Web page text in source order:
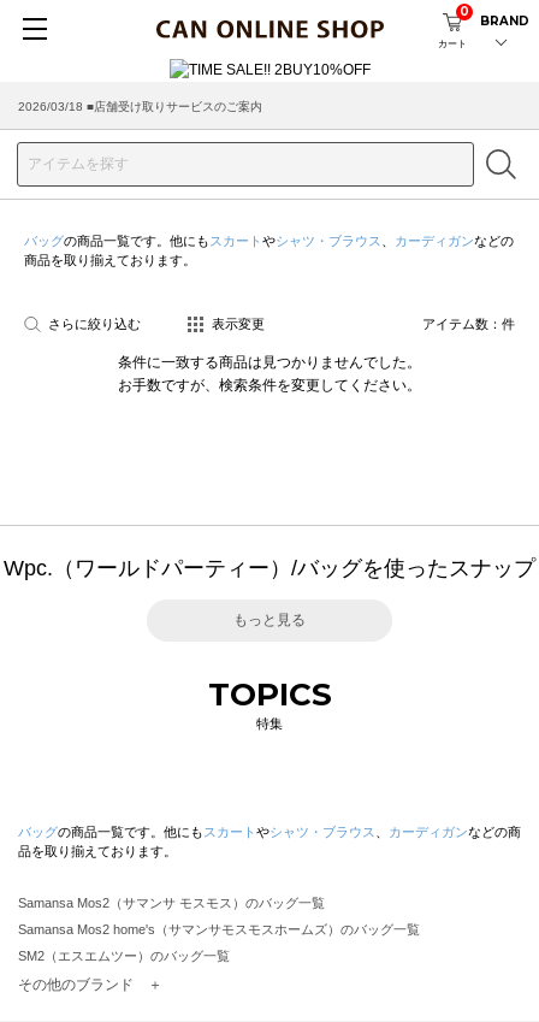
カート
0
BRAND
2026/03/18 ■店舗受け取りサービスのご案内
バッグの商品一覧です。他にも スカート やシャツ・ブラウス カーディガンなどの
商品を取り揃えております。
さらに絞り込む 表示変更 アイテム数： 件
条件に一致する商品は見つかりませんでした。
お手数ですが、検索条件を変更してください。
Wpc.（ワールドパーティー）/バッグを使ったスナップ
もっと見る
TOPICS
特集
バッグの商品一覧です。他にも スカート やシャツ・ブラウス カーディガンなどの商
品を取り揃えております。
Samansa Mos2（サマンサ モスモス）のバッグ一覧
Samansa Mos2 home's（サマンサモスモスホームズ）のバッグ一覧
SM2（エスエムツー）のバッグ一覧
TSUHARU by Samansa Mos2（ツハルバイサマンサモスモス）のバッグ一覧
その他のブランド ＋